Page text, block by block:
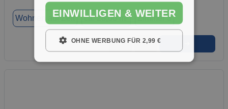
Wohnen auf Zeit ca. 28,00 m² Zimmer 3
★ ➦
EINWILLIGEN & WEITER
OHNE WERBUNG FÜR 2,99 €